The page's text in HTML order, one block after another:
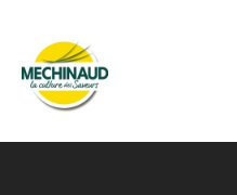
contenu